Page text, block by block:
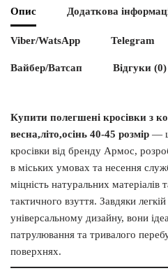
Опис Додаткова
Viber/WatsApp Telegram
Вайбер/Ватсап Відгуки (0)
Купити полегшені кросівки з
весна,літо,осінь 40-45 розмір —
кросівки від бренду Армос,
в міських умовах та несення
міцність натуральних матеріалів
тактичного взуття. Завдяки
універсальному дизайну, вони
патрулювання та тривалого
поверхнях.